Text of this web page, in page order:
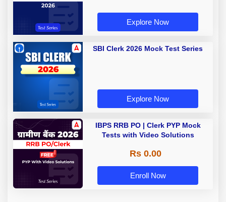
Explore Now
SBI Clerk 2026 Mock Test Series
Explore Now
IBPS RRB PO | Clerk PYP Mock
Tests with Video Solutions
Rs 0.00
Enroll Now